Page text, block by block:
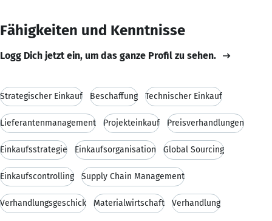
Fähigkeiten und Kenntnisse
Logg Dich jetzt ein, um das ganze Profil zu sehen.
Strategischer Einkauf Beschaffung Technischer Einkauf
Lieferantenmanagement Projekteinkauf Preisverhandlungen
Einkaufsstrategie Einkaufsorganisation Global Sourcing
Einkaufscontrolling Supply Chain Management
Verhandlungsgeschick Materialwirtschaft Verhandlung